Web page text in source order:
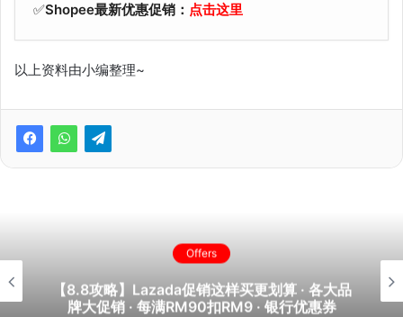
✅Shopee最新优惠促销： 点击这里
以上资料由小编整理~
Offers
【8.8攻略】Lazada促销这样买更划算 · 各大品
牌大促销 · 每满RM90扣RM9 · 银行优惠券